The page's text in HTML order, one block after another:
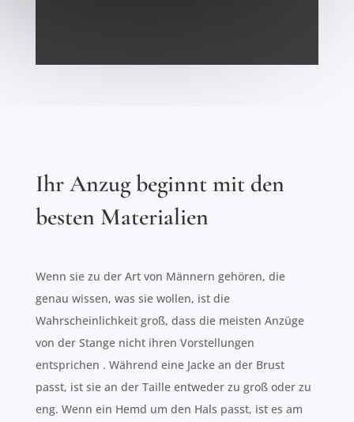
Ihr Anzug beginnt mit den
besten Materialien
Wenn sie zu der Art von Männern gehören, die
genau wissen, was sie wollen, ist die
Wahrscheinlichkeit groß, dass die meisten Anzüge
von der Stange nicht ihren Vorstellungen
entsprichen . Während eine Jacke an der Brust
passt, ist sie an der Taille entweder zu groß oder zu
eng. Wenn ein Hemd um den Hals passt, ist es am